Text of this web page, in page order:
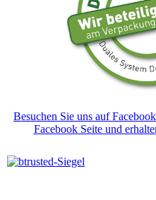
Besuchen Sie uns auf
Facebook Seite und